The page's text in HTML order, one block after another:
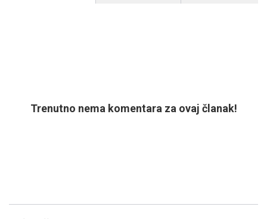
Trenutno nema komentara za ovaj članak!